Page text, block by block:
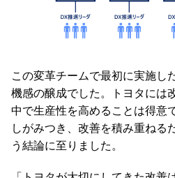
この変革チームで最初に実施し
機感の醸成でした。トヨタには
中で生産性を高めることは得意
しがみつき、改善を積み重ねる
う結論に至りました。